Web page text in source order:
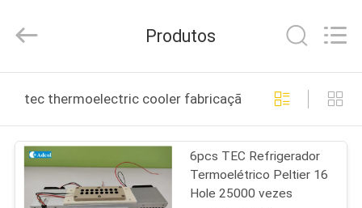
PRODUTOS
VÍDEOS
(Guangzhou)
Rights
Produtos
tec thermoelectric cooler fabricação online
6pcs TEC Refrigerador
Termoelétrico Peltier 16
Hole 25000 vezes